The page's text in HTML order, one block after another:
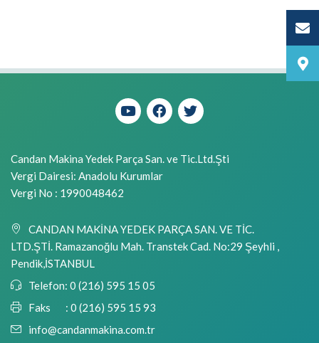
Candan Makina Yedek Parça San. ve Tic.Ltd.Şti
Vergi Dairesi: Anadolu Kurumlar
Vergi No : 1990048462
CANDAN MAKİNA YEDEK PARÇA SAN. VE TİC.
LTD.ŞTİ. Ramazanoğlu Mah. Transtek Cad. No:29 Şeyhli ,
Pendik,İSTANBUL
Telefon: 0 (216) 595 15 05
Faks : 0 (216) 595 15 93
info@candanmakina.com.tr